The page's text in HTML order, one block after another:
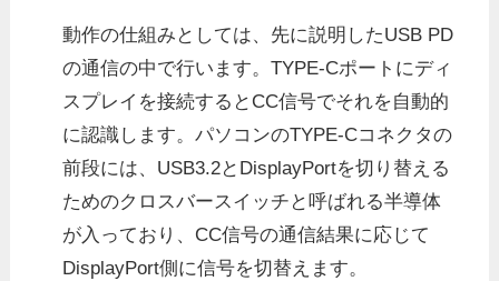
動作の仕組みとしては、先に説明したUSB PD
の通信の中で行います。TYPE-Cポートにディ
スプレイを接続するとCC信号でそれを自動的
に認識します。パソコンのTYPE-Cコネクタの
前段には、USB3.2とDisplayPortを切り替える
ためのクロスバースイッチと呼ばれる半導体
が入っており、CC信号の通信結果に応じて
DisplayPort側に信号を切替えます。